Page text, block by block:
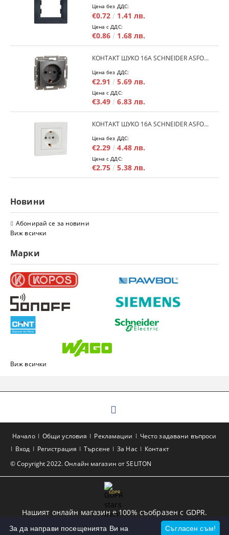
Цена без ДДС:
€0.72 1.41 лв.
Цена с ДДС:
€0.86 1.68 лв.
КОНТАКТ ШУКО 16A SCHNEIDER ASFORA EPH2900171 - АНРАЦИТ
Цена без ДДС:
€2.91 5.69 лв.
Цена с ДДС:
€3.49 6.83 лв.
КОНТАКТ ШУКО 16A SCHNEIDER ASFORA EPH2900121 - БЯЛ
Цена без ДДС:
€2.29 4.48 лв.
Цена с ДДС:
€2.75 5.38 лв.
Новини
Абонирай се за новини
Виж всички
Марки
Виж всички
© Copyright 2022. Онлайн магазин от SELITON
Начало Общи условия Рекламации
Често задавани въпроси
Вход
Регистрация Търсене За Нас Контакт
GDPR
Нашият онлайн магазин е 100% съобразен с GDPR.
Прочетете нашата политика
Съгласен съм!
За да направи посещенията Ви на